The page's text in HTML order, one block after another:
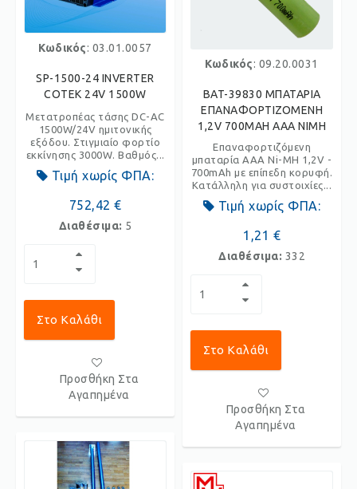
Κωδικός: 03.01.0057
SP-1500-24 INVERTER
COTEK 24V 1500W
Μετατροπέας τάσης DC-AC
1500W/24V ημιτονικής
εξόδου. Στιγμιαίο φορτίο
εκκίνησης 3000W. Βαθμός...
Τιμή χωρίς ΦΠΑ:
752,42 €
Διαθέσιμα: 5
Στο Καλάθι
Προσθήκη Στα
Αγαπημένα
Κωδικός: 09.20.0031
BAT-39830 ΜΠΑΤΑΡΙΑ
ΕΠΑΝΑΦΟΡΤΙΖΟΜΕΝΗ
1,2V 700MAH AAA NIMH
Επαναφορτιζόμενη
μπαταρία AAA Ni-MH 1,2V -
700mAh με επίπεδη κορυφή.
Κατάλληλη για συστοιχίες...
Τιμή χωρίς ΦΠΑ:
1,21 €
Διαθέσιμα: 332
Στο Καλάθι
Προσθήκη Στα
Αγαπημένα